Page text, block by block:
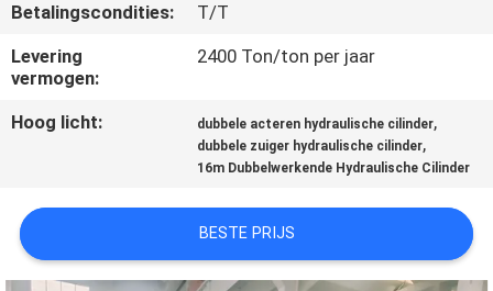
MET
ONS
OP
EEN
OFFERTE
Betalingscondities:
T/T
Levering
vermogen:
2400 Ton/ton per jaar
Hoog licht: dubbele acteren hydraulische cilinder,
dubbele zuiger hydraulische cilinder,
16m Dubbelwerkende Hydraulische Cilinder
BESTE PRIJS